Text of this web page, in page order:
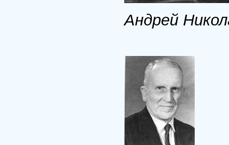
Андрей